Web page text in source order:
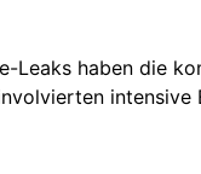
Leaks haben die